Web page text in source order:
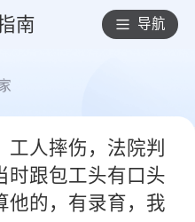
南 导航
人摔伤，法院判
时跟包工头有口头
他的，有录育，我